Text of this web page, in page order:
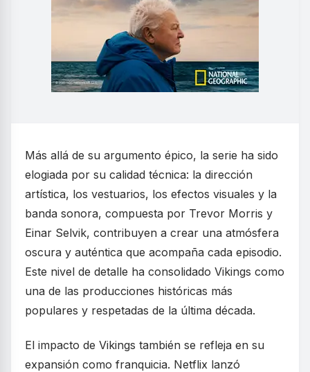
Más allá de su argumento épico, la serie ha sido
elogiada por su calidad técnica: la dirección
artística, los vestuarios, los efectos visuales y la
banda sonora, compuesta por Trevor Morris y
Einar Selvik, contribuyen a crear una atmósfera
oscura y auténtica que acompaña cada episodio.
Este nivel de detalle ha consolidado Vikings como
una de las producciones históricas más
populares y respetadas de la última década.
El impacto de Vikings también se refleja en su
expansión como franquicia. Netflix lanzó